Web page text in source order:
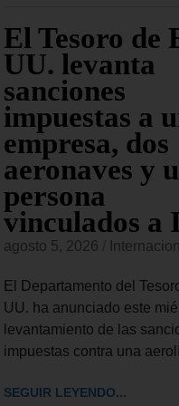
El Tesoro de
UU. levanta
sanciones
impuestas a
empresa, dos
aeronaves y
persona
vinculados a
agosto 5, 2026
El Departamento del
UU. ha anunciado este
levantamiento de las
impuestas contra una
SEGUIR LEYENDO...